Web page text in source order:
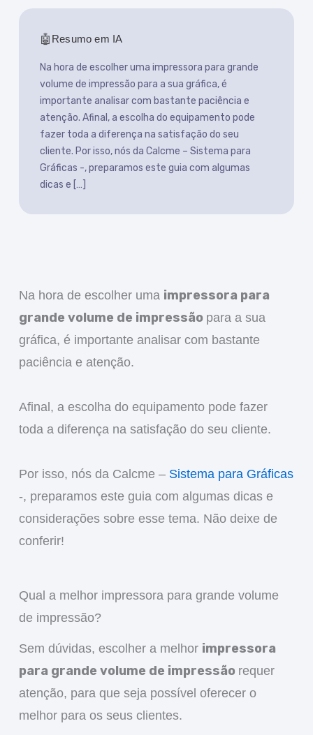
Resumo em IA
Na hora de escolher uma impressora para grande
volume de impressão para a sua gráfica, é
importante analisar com bastante paciência e
atenção. Afinal, a escolha do equipamento pode
fazer toda a diferença na satisfação do seu
cliente. Por isso, nós da Calcme – Sistema para
Gráficas -, preparamos este guia com algumas
dicas e […]
Na hora de escolher uma impressora para
grande volume de impressão para a sua
gráfica, é importante analisar com bastante
paciência e atenção.
Afinal, a escolha do equipamento pode fazer
toda a diferença na satisfação do seu cliente.
Por isso, nós da Calcme – Sistema para Gráficas
-, preparamos este guia com algumas dicas e
considerações sobre esse tema. Não deixe de
conferir!
Qual a melhor impressora para grande volume
de impressão?
Sem dúvidas, escolher a melhor impressora
para grande volume de impressão requer
atenção, para que seja possível oferecer o
melhor para os seus clientes.